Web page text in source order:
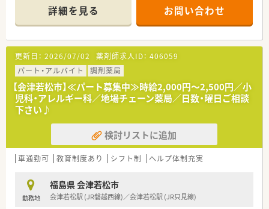
詳細を見る お問い合わせ
更新日： 2026/07/02 薬剤師求人ID： 406059
パート・アルバイト
調剤薬局
【会津若松市】≪パート募集中≫時給2,000円～2,500円／小
児科・アレルギー科／地場チェーン薬局／日数・曜日ご相談
下さい♪
検討リストに追加
車通勤可 教育制度あり シフト制 ヘルプ体制充実
勤務地
福島県 会津若松市
会津若松駅 (JR磐越西線)／会津若松駅 (JR只見線)